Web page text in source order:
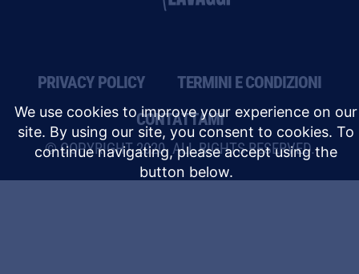
PRIVACY POLICY
TERMINI E CONDIZIONI
CONTATTAMI
© COPYRIGHT 2020. ALL RIGHTS RESERVED.